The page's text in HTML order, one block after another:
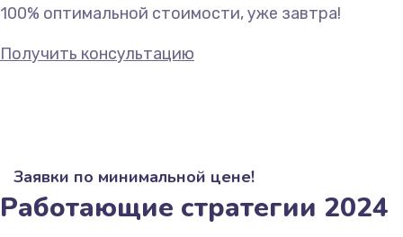
100% оптимальной стоимости, уже завтра!
Получить консультацию
Заявки по минимальной цене!
Работающие стратегии 2024